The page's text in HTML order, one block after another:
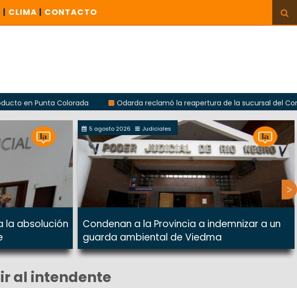
| CLIMA | CONTACTO
Colorada
Odarda reclamó la reapertura de la sucursal del Correo
la absolución
5 agosto 2026 Judiciales
Condenan a la Provincia a indemnizar a un
guarda ambiental de Viedma
al intendente